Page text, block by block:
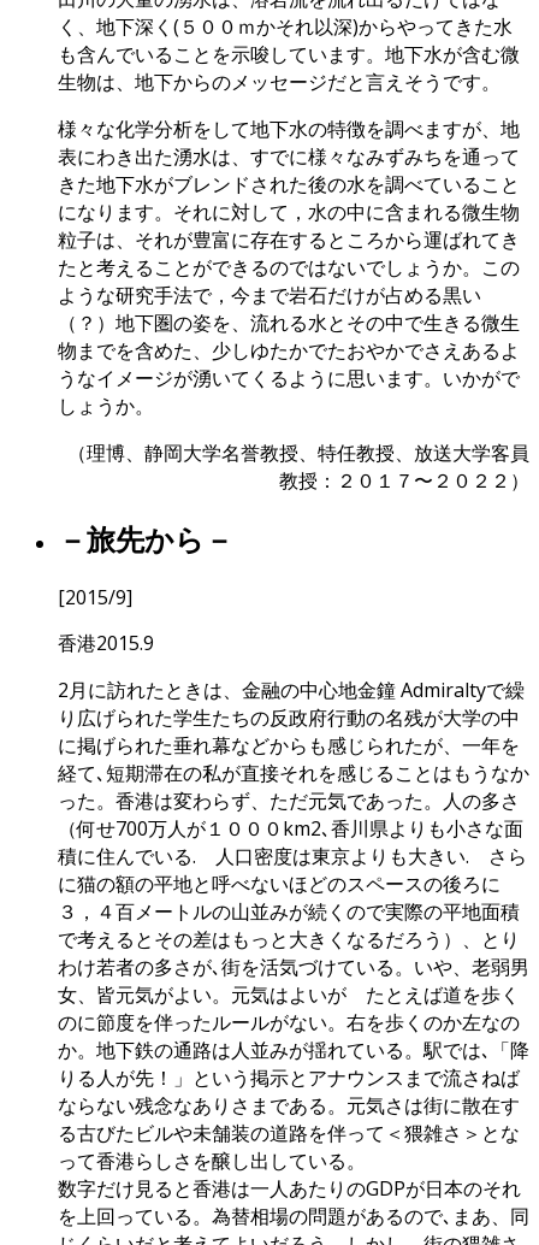
く、地下深く(５００ｍかそれ以深)からやってきた水
も含んでいることを示唆しています。地下水が含む微
生物は、地下からのメッセージだと言えそうです。
様々な化学分析をして地下水の特徴を調べますが、地
表にわき出た湧水は、すでに様々なみずみちを通って
きた地下水がブレンドされた後の水を調べていること
になります。それに対して，水の中に含まれる微生物
粒子は、それが豊富に存在するところから運ばれてき
たと考えることができるのではないでしょうか。この
ような研究手法で，今まで岩石だけが占める黒い
（？）地下圏の姿を、流れる水とその中で生きる微生
物までを含めた、少しゆたかでたおやかでさえあるよ
うなイメージが湧いてくるように思います。いかがで
しょうか。
（理博、静岡大学名誉教授、特任教授、放送大学客員
教授：２０１７〜２０２２）
－旅先から－
[2015/9]
香港2015.9
2月に訪れたときは、金融の中心地金鐘 Admiraltyで繰
り広げられた学生たちの反政府行動の名残が大学の中
に掲げられた垂れ幕などからも感じられたが、一年を
経て､短期滞在の私が直接それを感じることはもうなか
った。香港は変わらず、ただ元気であった。人の多さ
（何せ700万人が１０００km2､香川県よりも小さな面
積に住んでいる. 人口密度は東京よりも大きい. さら
に猫の額の平地と呼べないほどのスペースの後ろに
３，４百メートルの山並みが続くので実際の平地面積
で考えるとその差はもっと大きくなるだろう）、とり
わけ若者の多さが､街を活気づけている。いや、老弱男
女、皆元気がよい。元気はよいが たとえば道を歩く
のに節度を伴ったルールがない。右を歩くのか左なの
か。地下鉄の通路は人並みが揺れている。駅では､「降
りる人が先！」という掲示とアナウンスまで流さねば
ならない残念なありさまである。元気さは街に散在す
る古びたビルや未舗装の道路を伴って＜猥雑さ＞とな
って香港らしさを醸し出している。
数字だけ見ると香港は一人あたりのGDPが日本のそれ
を上回っている。為替相場の問題があるので､まあ、同